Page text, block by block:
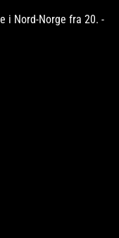
i Nord-Norge fra 20. -